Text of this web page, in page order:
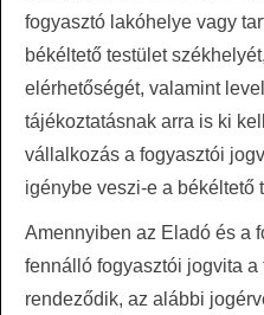
fogyasztó lakóhelye vagy
békéltető testület
elérhetőségét, valamint
tájékoztatásnak arra is ki
vállalkozás a fogyasztói
igénybe veszi-e a békéltető
Amennyiben az Eladó és a
fennálló fogyasztói jogvita
rendeződik, az alábbi